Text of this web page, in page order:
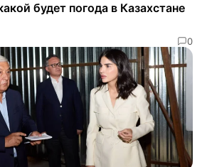
будет погода в Казахстане
0